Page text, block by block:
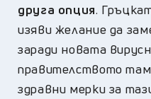
друга опция.
изяви желание да
заради новата
правителството
здравни мерки за